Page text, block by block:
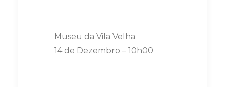
Museu da Vila Velha
14 de Dezembro – 10h00